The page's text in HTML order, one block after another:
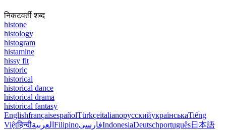
निकटवर्ती शब्द
histone
histology
histogram
histamine
hissy fit
historic
historical
historical dance
historical drama
historical fantasy
EnglishfrançaisespañolTürkçeitalianoрусскийукраїнськаTiếng
Việtहिन्दीالعربية FilipinoفارسیIndonesiaDeutschportuguês日本語